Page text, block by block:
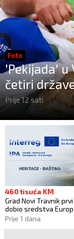
Foto
'Pekijada' u
četiri
Prije 12 sati
460 tisuća KM
Grad Novi Travnik
dobio sredstva
Prije 1 dana